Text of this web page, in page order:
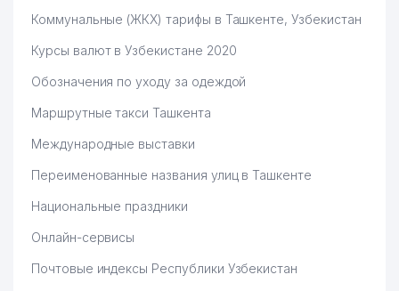
ТЧСЖ
REGISTON KOMMUNAL SERVIS
ОТДЕЛ НАРОДНОГО
ОБРАЗОВАНИЯ
МИРАБАДСКОГО РАЙОНА
59 LAVANDERIYA ООО
60 SAFARI SERVIS LYUKS ТЧСЖ
61 GIZAMIX ООО 251 м
Коммунальные (ЖКХ) тарифы в Ташкенте, Узбекистан
Курсы валют в Узбекистане 2020
Обозначения по уходу за одеждой
Маршрутные такси Ташкента
Международные выставки
Переименованные названия улиц в Ташкенте
Национальные праздники
Онлайн-сервисы
Почтовые индексы Республики Узбекистан